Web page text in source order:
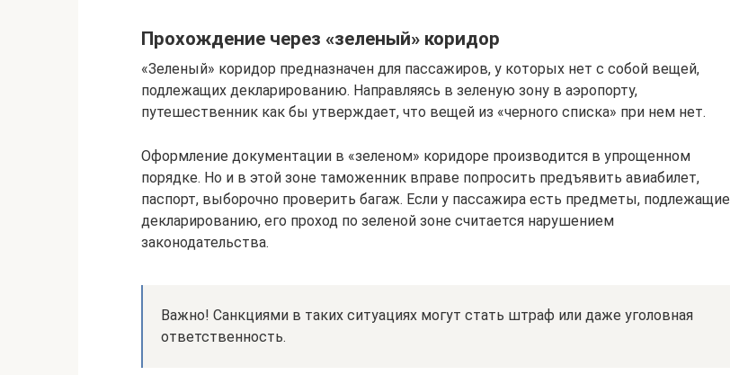
Прохождение через «зеленый» коридор
«Зеленый» коридор предназначен для пассажиров, у которых нет с собой вещей,
подлежащих декларированию. Направляясь в зеленую зону в аэропорту,
путешественник как бы утверждает, что вещей из «черного списка» при нем нет.
Оформление документации в «зеленом» коридоре производится в упрощенном
порядке. Но и в этой зоне таможенник вправе попросить предъявить авиабилет,
паспорт, выборочно проверить багаж. Если у пассажира есть предметы, подлежащие
декларированию, его проход по зеленой зоне считается нарушением
законодательства.
Важно! Санкциями в таких ситуациях могут стать штраф или даже уголовная
ответственность.